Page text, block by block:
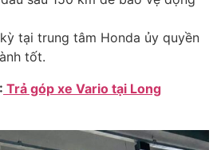
tại trung tâm Honda ủy quyền
ành tốt.
Trả góp xe Vario tại Long